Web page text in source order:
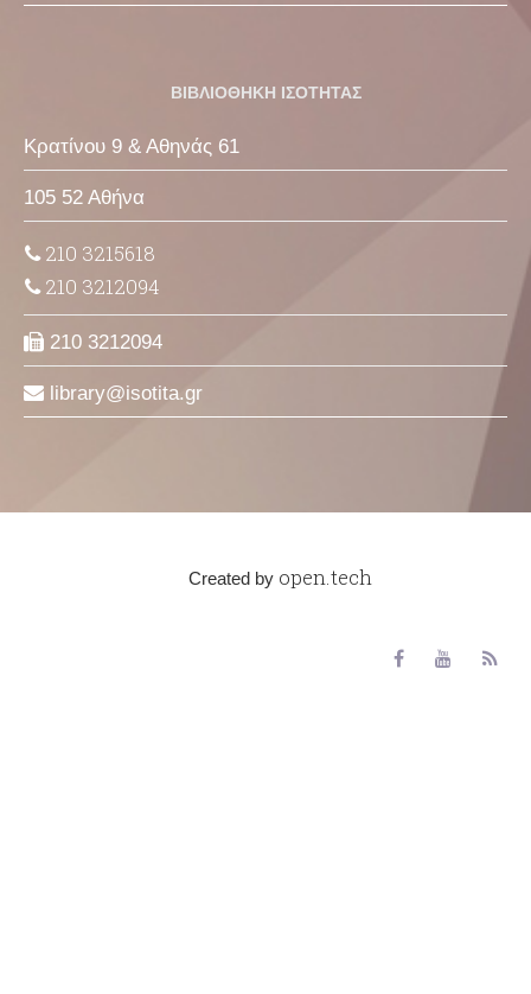
ΒΙΒΛΙΟΘΗΚΗ ΙΣΟΤΗΤΑΣ
Κρατίνου 9 & Αθηνάς 61
105 52 Αθήνα
210 3215618
210 3212094
210 3212094
library isotita gr
Created by open.tech